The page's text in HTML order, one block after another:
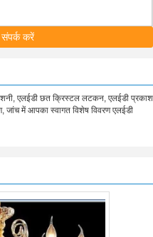
संपर्क करें
एलईडी छत क्रिस्टल लटकन, एलईडी प्रकाश
जांच में आपका स्वागत विशेष विवरण एलईडी